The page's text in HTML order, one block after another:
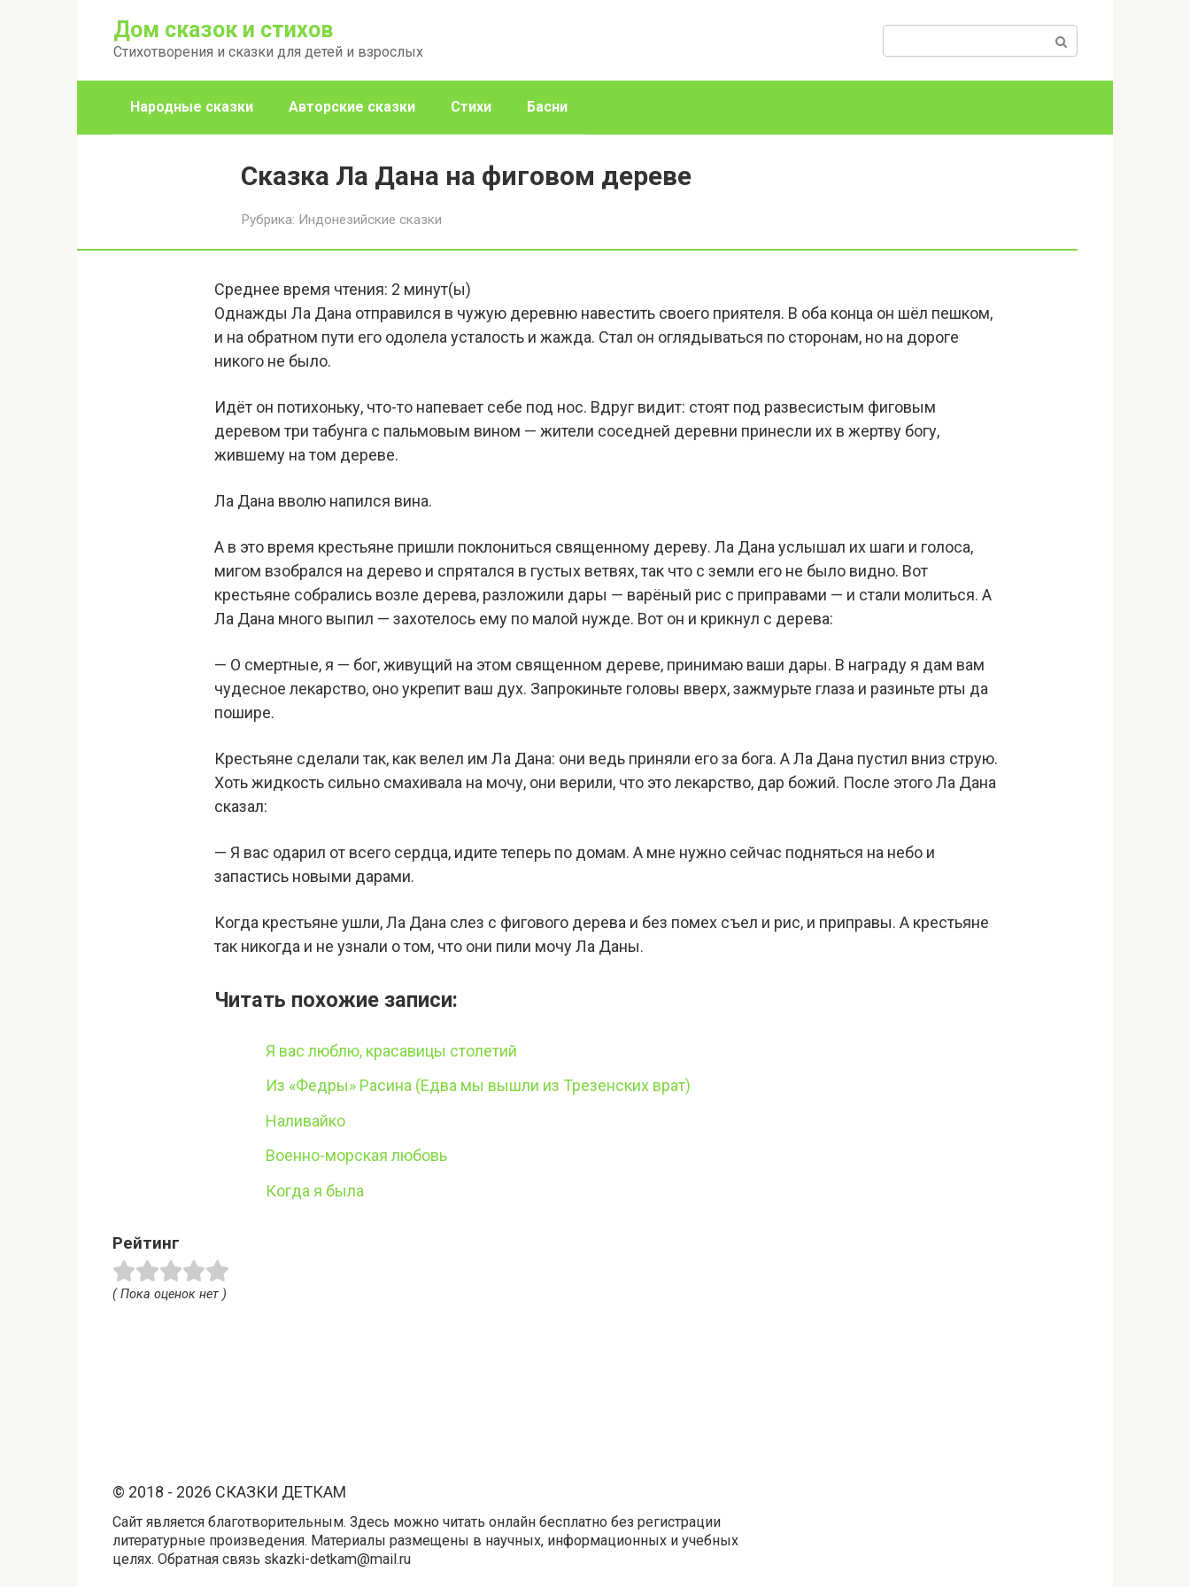
Дом сказок и стихов
Стихотворения и сказки для детей и взрослых
Народные сказки Авторские сказки Стихи Басни
Сказка Ла Дана на фиговом дереве
Рубрика: Индонезийские сказки
Среднее время чтения: 2 минут(ы)
Однажды Ла Дана отправился в чужую деревню навестить своего приятеля. В оба конца он шёл пешком,
и на обратном пути его одолела усталость и жажда. Стал он оглядываться по сторонам, но на дороге
никого не было.
Идёт он потихоньку, что-то напевает себе под нос. Вдруг видит: стоят под развесистым фиговым
деревом три табунга с пальмовым вином — жители соседней деревни принесли их в жертву богу,
жившему на том дереве.
Ла Дана вволю напился вина.
А в это время крестьяне пришли поклониться священному дереву. Ла Дана услышал их шаги и голоса,
мигом взобрался на дерево и спрятался в густых ветвях, так что с земли его не было видно. Вот
крестьяне собрались возле дерева, разложили дары — варёный рис с приправами — и стали молиться. А
Ла Дана много выпил — захотелось ему по малой нужде. Вот он и крикнул с дерева:
— О смертные, я — бог, живущий на этом священном дереве, принимаю ваши дары. В награду я дам вам
чудесное лекарство, оно укрепит ваш дух. Запрокиньте головы вверх, зажмурьте глаза и разиньте рты да
пошире.
Крестьяне сделали так, как велел им Ла Дана: они ведь приняли его за бога. А Ла Дана пустил вниз струю.
Хоть жидкость сильно смахивала на мочу, они верили, что это лекарство, дар божий. После этого Ла Дана
сказал:
— Я вас одарил от всего сердца, идите теперь по домам. А мне нужно сейчас подняться на небо и
запастись новыми дарами.
Когда крестьяне ушли, Ла Дана слез с фигового дерева и без помех съел и рис, и приправы. А крестьяне
так никогда и не узнали о том, что они пили мочу Ла Даны.
Читать похожие записи:
Я вас люблю, красавицы столетий
Из «Федры» Расина (Едва мы вышли из Трезенских врат)
Наливайко
Военно-морская любовь
Когда я была
Рейтинг
( Пока оценок нет )
© 2018 - 2026 СКАЗКИ ДЕТКАМ
Сайт является благотворительным. Здесь можно читать онлайн бесплатно без регистрации
литературные произведения. Материалы размещены в научных, информационных и учебных
целях. Обратная связь skazki-detkam@mail.ru